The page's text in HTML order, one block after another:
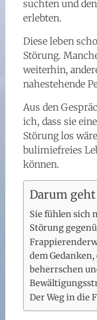
suchten und
erlebten.
Diese leben
Störung.
weiterhin,
nahestehende
Aus den
ich, dass sie
Störung los
bulimiefreies
können.
Darum geht
Sie fühlen sich
Störung
dem
beherrschen
Der Weg in die